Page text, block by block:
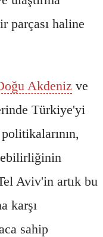
parçası haline
Akdeniz ve
Türkiye'yi
Aviv'in artık bu
karşı
sahip